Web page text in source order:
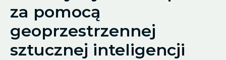
za pomocą
geoprzestrzennej
sztucznej inteligencji